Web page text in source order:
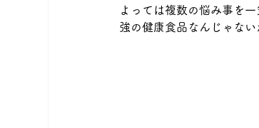
よっては複数の悩み事を
強の健康食品なんじゃない